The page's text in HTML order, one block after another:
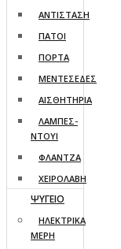
ΑΝΤΙΣΤΑΣΗ
ΠΑΤΟΙ
ΠΟΡΤΑ
ΜΕΝΤΕΣΕΔΕΣ
ΑΙΣΘΗΤΗΡΙΑ
ΛΑΜΠΕΣ-
ΝΤΟΥΙ
ΦΛΑΝΤΖΑ
ΧΕΙΡΟΛΑΒΗ
ΨΥΓΕΙΟ
ΗΛΕΚΤΡΙΚΑ
ΜΕΡΗ